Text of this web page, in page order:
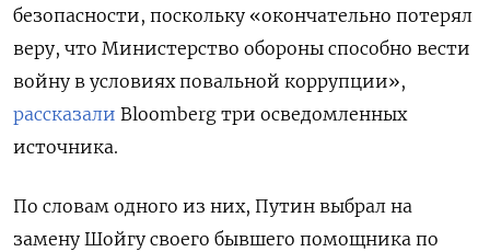
безопасности, поскольку «окончательно потерял
веру, что Министерство обороны способно вести
войну в условиях повальной коррупции»,
рассказали Bloomberg три осведомленных
источника.
По словам одного из них, Путин выбрал на
замену Шойгу своего бывшего помощника по